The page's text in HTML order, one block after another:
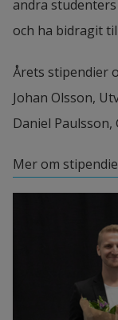
andra
och ha bidragit
Årets stipendier
Johan Olsson,
Daniel
Mer om